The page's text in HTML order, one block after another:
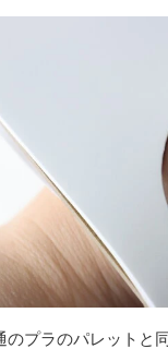
プラのパレットと